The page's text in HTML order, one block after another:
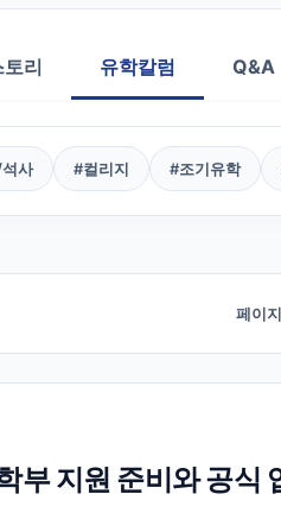
리 유학칼럼 Q&A
사 #컬리지 #조기유학
페이
부 지원 준비와 공식